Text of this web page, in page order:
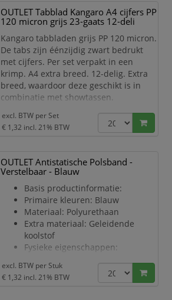
met EM chip
afmetingen: 85.5 x 53.6 x 1.9 mm
code: 64 bit
functie: read-only
werkfrequentie: 125 kHz
OUTLET Tabblad Kangaro A4 cijfers PP
120 micron grijs 23-gaats 12-deli
Kangaro tabbladen grijs PP 120 micron.
De tabs zijn éénzijdig zwart bedrukt
met cijfers. Per set verpakt in een
krimp. A4 extra breed. 12-delig. Extra
breed, waardoor deze geschikt is in
combinatie met showtassen.
Kangaro tabbladen 12-delig
cijfers extra breed.
Kleur grijs.
Materiaal PP 120 micron.
De tabs zijn éénzijdig zwart
bedrukt met cijfers 1-12.
Per set verpakt in een krimp.
Extra brede tabbladen
excl. BTW per Set
€ 1,32 incl. 21% BTW
OUTLET Antistatische Polsband -
Verstelbaar - Blauw
Basis productinformatie:
Primaire kleuren: Blauw
Materiaal: Polyurethaan
Extra materiaal: Geleidende
koolstof
Fysieke eigenschappen:
Materiaal geleidende
bevestigingsband: Nylon
excl. BTW per Stuk
€ 1,32 incl. 21% BTW